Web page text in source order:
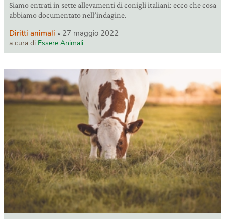
Siamo entrati in sette allevamenti di conigli italiani: ecco che cosa
abbiamo documentato nell’indagine.
Diritti animali 27 maggio 2022
a cura di Essere Animali